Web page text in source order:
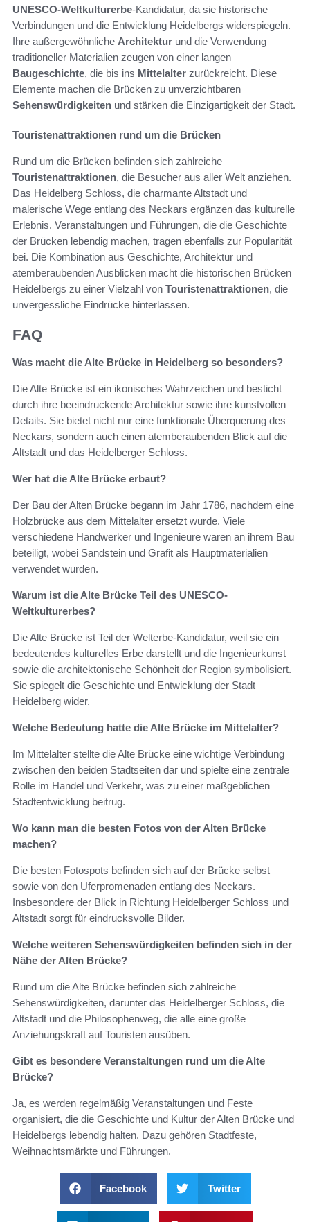
UNESCO-Weltkulturerbe-Kandidatur, da sie historische
Verbindungen und die Entwicklung Heidelbergs widerspiegeln.
Ihre außergewöhnliche Architektur und die Verwendung
traditioneller Materialien zeugen von einer langen
Baugeschichte, die bis ins Mittelalter zurückreicht. Diese
Elemente machen die Brücken zu unverzichtbaren
Sehenswürdigkeiten und stärken die Einzigartigkeit der Stadt.
Touristenattraktionen rund um die Brücken
Rund um die Brücken befinden sich zahlreiche
Touristenattraktionen, die Besucher aus aller Welt anziehen.
Das Heidelberg Schloss, die charmante Altstadt und
malerische Wege entlang des Neckars ergänzen das kulturelle
Erlebnis. Veranstaltungen und Führungen, die die Geschichte
der Brücken lebendig machen, tragen ebenfalls zur Popularität
bei. Die Kombination aus Geschichte, Architektur und
atemberaubenden Ausblicken macht die historischen Brücken
Heidelbergs zu einer Vielzahl von Touristenattraktionen, die
unvergessliche Eindrücke hinterlassen.
FAQ
Was macht die Alte Brücke in Heidelberg so besonders?
Die Alte Brücke ist ein ikonisches Wahrzeichen und besticht
durch ihre beeindruckende Architektur sowie ihre kunstvollen
Details. Sie bietet nicht nur eine funktionale Überquerung des
Neckars, sondern auch einen atemberaubenden Blick auf die
Altstadt und das Heidelberger Schloss.
Wer hat die Alte Brücke erbaut?
Der Bau der Alten Brücke begann im Jahr 1786, nachdem eine
Holzbrücke aus dem Mittelalter ersetzt wurde. Viele
verschiedene Handwerker und Ingenieure waren an ihrem Bau
beteiligt, wobei Sandstein und Grafit als Hauptmaterialien
verwendet wurden.
Warum ist die Alte Brücke Teil des UNESCO-
Weltkulturerbes?
Die Alte Brücke ist Teil der Welterbe-Kandidatur, weil sie ein
bedeutendes kulturelles Erbe darstellt und die Ingenieurkunst
sowie die architektonische Schönheit der Region symbolisiert.
Sie spiegelt die Geschichte und Entwicklung der Stadt
Heidelberg wider.
Welche Bedeutung hatte die Alte Brücke im Mittelalter?
Im Mittelalter stellte die Alte Brücke eine wichtige Verbindung
zwischen den beiden Stadtseiten dar und spielte eine zentrale
Rolle im Handel und Verkehr, was zu einer maßgeblichen
Stadtentwicklung beitrug.
Wo kann man die besten Fotos von der Alten Brücke
machen?
Die besten Fotospots befinden sich auf der Brücke selbst
sowie von den Uferpromenaden entlang des Neckars.
Insbesondere der Blick in Richtung Heidelberger Schloss und
Altstadt sorgt für eindrucksvolle Bilder.
Welche weiteren Sehenswürdigkeiten befinden sich in der
Nähe der Alten Brücke?
Rund um die Alte Brücke befinden sich zahlreiche
Sehenswürdigkeiten, darunter das Heidelberger Schloss, die
Altstadt und die Philosophenweg, die alle eine große
Anziehungskraft auf Touristen ausüben.
Gibt es besondere Veranstaltungen rund um die Alte
Brücke?
Ja, es werden regelmäßig Veranstaltungen und Feste
organisiert, die die Geschichte und Kultur der Alten Brücke und
Heidelbergs lebendig halten. Dazu gehören Stadtfeste,
Weihnachtsmärkte und Führungen.
Facebook Twitter